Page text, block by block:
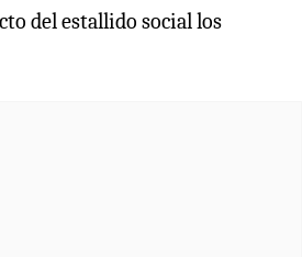
del estallido social los